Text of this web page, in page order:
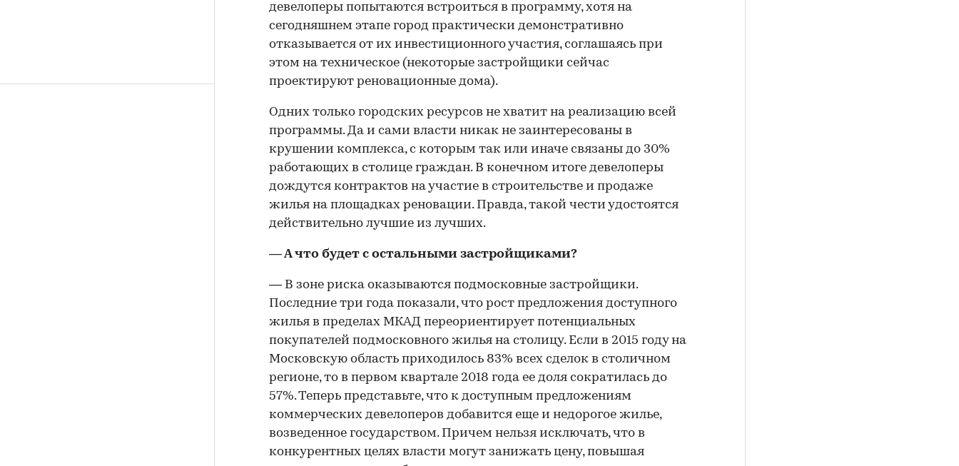
девелоперы попытаются встроиться в программу, хотя на
сегодняшнем этапе город практически демонстративно
отказывается от их инвестиционного участия, соглашаясь при
этом на техническое (некоторые застройщики сейчас
проектируют реновационные дома).
Одних только городских ресурсов не хватит на реализацию всей
программы. Да и сами власти никак не заинтересованы в
крушении комплекса, с которым так или иначе связаны до 30%
работающих в столице граждан. В конечном итоге девелоперы
дождутся контрактов на участие в строительстве и продаже
жилья на площадках реновации. Правда, такой чести удостоятся
действительно лучшие из лучших.
— А что будет с остальными застройщиками?
— В зоне риска оказываются подмосковные застройщики.
Последние три года показали, что рост предложения доступного
жилья в пределах МКАД переориентирует потенциальных
покупателей подмосковного жилья на столицу. Если в 2015 году на
Московскую область приходилось 83% всех сделок в столичном
регионе, то в первом квартале 2018 года ее доля сократилась до
57%. Теперь представьте, что к доступным предложениям
коммерческих девелоперов добавится еще и недорогое жилье,
возведенное государством. Причем нельзя исключать, что в
конкурентных целях власти могут занижать цену, повышая